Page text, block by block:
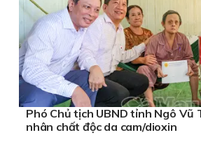
Phó Chủ tịch UBND tỉnh Ngô Vũ
nhân chất độc da cam/dioxin